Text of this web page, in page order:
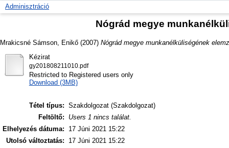
Adminisztráció
Nógrád megye
Mrakicsné Sámson, Enikő (2007) Nógrád megye munkanélküliségének
Kézirat
gy201808211010.pdf
Restricted to Registered users only
Download (3MB)
Tétel típus: Szakdolgozat (Szakdolgozat)
Feltöltő:
Users 1 nincs találat.
Elhelyezés dátuma:
17 Júni 2021 15:22
Utolsó változtatás:
17 Júni 2021 15:22